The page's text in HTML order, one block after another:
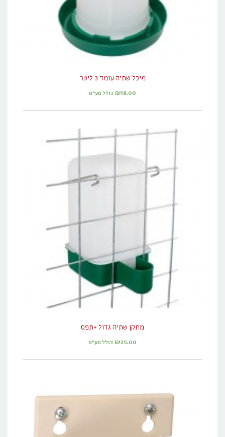
מיכל שתיה עומד 3 ליטר
₪18.00 כולל מע"מ
מתקן שתיה גדול +תפס
₪35.00 כולל מע"מ